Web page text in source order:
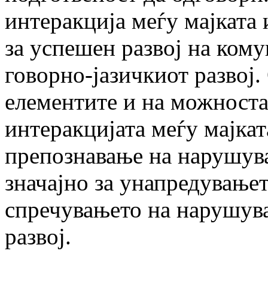
интеракција меѓу
за успешен развој на
говорно-јазичкиот
елементите и на
интеракцијата меѓу
препознавање на
значајно за
спречувањето на
развој.